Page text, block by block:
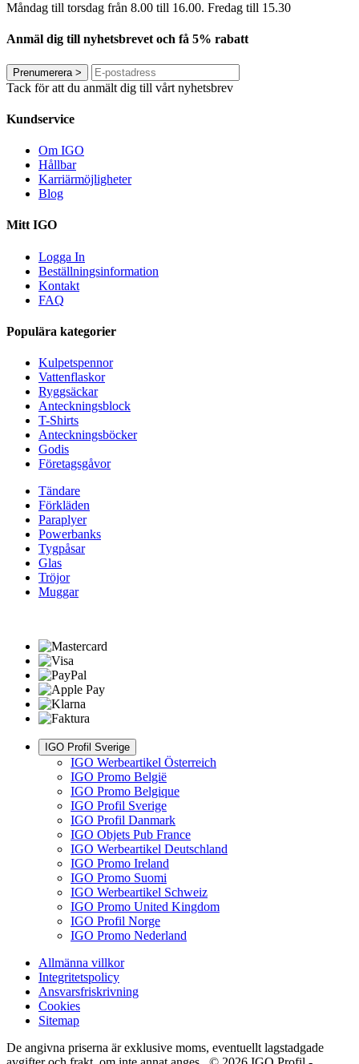
Måndag till torsdag från 8.00 till 16.00. Fredag ​​till 15.30
Anmäl dig till nyhetsbrevet och få 5% rabatt
Prenumerera >
Tack för att du anmält dig till vårt nyhetsbrev
Kundservice
Om IGO
Hållbar
Karriärmöjligheter
Blog
Mitt IGO
Logga In
Beställningsinformation
Kontakt
FAQ
Populära kategorier
Kulpetspennor
Vattenflaskor
Ryggsäckar
Anteckningsblock
T-Shirts
Anteckningsböcker
Godis
Företagsgåvor
Tändare
Förkläden
Paraplyer
Powerbanks
Tygpåsar
Glas
Tröjor
Muggar
IGO Profil Sverige
IGO Werbeartikel Österreich
IGO Promo België
IGO Promo Belgique
IGO Profil Sverige
IGO Profil Danmark
IGO Objets Pub France
IGO Werbeartikel Deutschland
IGO Promo Ireland
IGO Promo Suomi
IGO Werbeartikel Schweiz
IGO Promo United Kingdom
IGO Profil Norge
IGO Promo Nederland
Allmänna villkor
Integritetspolicy
Ansvarsfriskrivning
Cookies
Sitemap
De angivna priserna är exklusive moms, eventuellt lagstadgade